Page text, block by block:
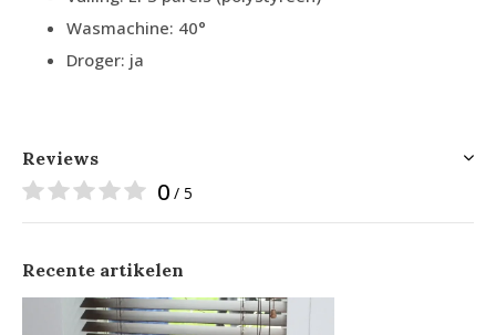
Wasmachine: 40°
Droger: ja
Reviews
0 / 5
Recente artikelen